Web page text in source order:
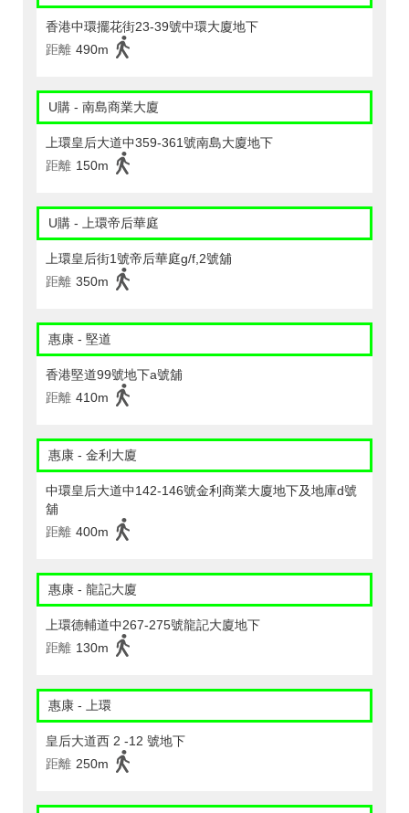
香港中環擺花街23-39號中環大廈地下
距離 490m
U購 - 南島商業大廈
上環皇后大道中359-361號南島大廈地下
距離 150m
U購 - 上環帝后華庭
上環皇后街1號帝后華庭g/f,2號舖
距離 350m
惠康 - 堅道
香港堅道99號地下a號舖
距離 410m
惠康 - 金利大廈
中環皇后大道中142-146號金利商業大廈地下及地庫d號
舖
距離 400m
惠康 - 龍記大廈
上環德輔道中267-275號龍記大廈地下
距離 130m
惠康 - 上環
皇后大道西 2 -12 號地下
距離 250m